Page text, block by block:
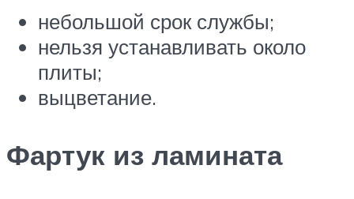
небольшой срок службы;
нельзя устанавливать около
плиты;
выцветание.
Фартук из ламината